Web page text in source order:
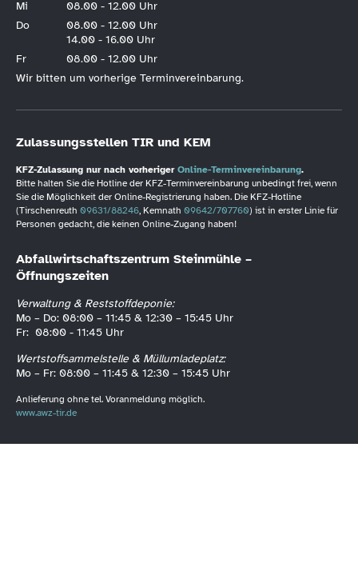
Mi
08.00 - 12.00 Uhr
Do
08.00 - 12.00 Uhr
14.00 - 16.00 Uhr
Fr
08.00 - 12.00 Uhr
Wir bitten um vorherige Terminvereinbarung.
Zulassungsstellen TIR und KEM
KFZ-Zulassung nur nach vorheriger Online-Terminvereinbarung.
Bitte halten Sie die Hotline der KFZ-Terminvereinbarung unbedingt frei, wenn
Sie die Möglichkeit der Online-Registrierung haben. Die KFZ-Hotline
(Tirschenreuth 09631/88246, Kemnath 09642/707760) ist in erster Linie für
Personen gedacht, die keinen Online-Zugang haben!
Abfallwirtschaftszentrum Steinmühle –
Öffnungszeiten
Verwaltung & Reststoffdeponie:
Mo – Do: 08:00 – 11:45 & 12:30 – 15:45 Uhr
Fr: 08:00 - 11:45 Uhr
Wertstoffsammelstelle & Müllumladeplatz:
Mo – Fr: 08:00 – 11:45 & 12:30 – 15:45 Uhr
Anlieferung ohne tel. Voranmeldung möglich.
www.awz-tir.de